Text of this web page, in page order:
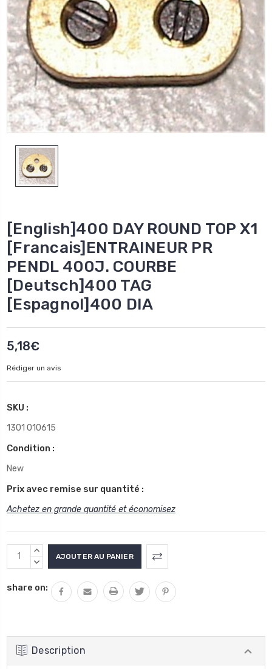
[English]400 DAY ROUND TOP X1
[Francais]ENTRAINEUR PR
PENDL 400J. COURBE
[Deutsch]400 TAG
[Espagnol]400 DIA
5,18€
Rédiger un avis
SKU :
1301 010615
Condition :
New
Prix avec remise sur quantité :
Achetez en grande quantité et économisez
Stock
actuel
AUGMENTER
LA
:
DIMINUER
QUANTITÉ
share on:
Description